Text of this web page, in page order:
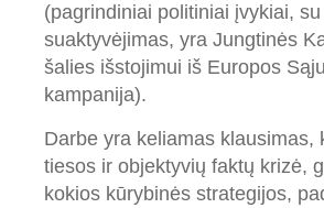
(pagrindiniai politiniai įvykiai,
suaktyvėjimas, yra Jungtinės
šalies išstojimui iš Europos
kampanija).
Darbe yra keliamas
tiesos ir objektyvių faktų krizė,
kokios kūrybinės strategijos,